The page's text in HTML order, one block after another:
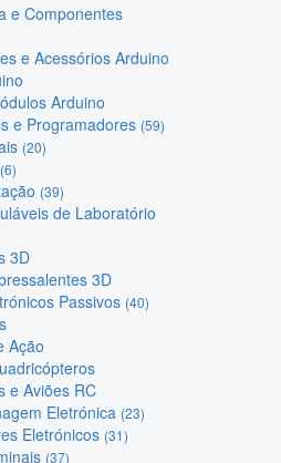
e Componentes
e Acessórios Arduino
Arduino
e Programadores (59)
(20)
(6)
(39)
de Laboratório
3D
3D
Passivos (40)
Ação
e Aviões RC
Eletrónica (23)
Eletrónicos (31)
(37)